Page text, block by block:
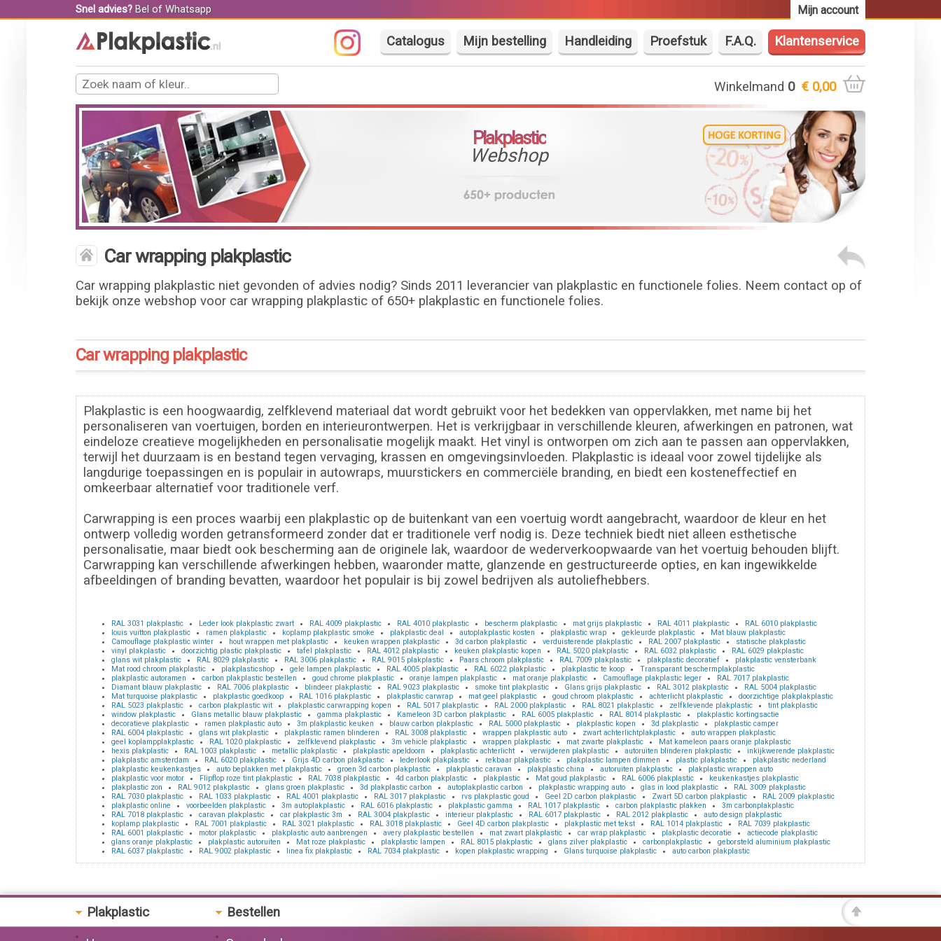
Mijn account
Snel advies? Belof Whatsapp
Catalogus Mijn bestelling Handleiding Proefstuk F.A.Q. Klantenservice
Winkelmand 0 € 0,00
Plakplastic
Webshop
Car wrapping plakplastic
Car wrapping plakplastic niet gevonden of advies nodig? Sinds 2011 leverancier van plakplastic en functionele folies. Neem contact op of
bekijk onze webshop voor car wrapping plakplastic of 650+ plakplastic en functionele folies.
Car wrapping plakplastic
Plakplastic is een hoogwaardig, zelfklevend materiaal dat wordt gebruikt voor het bedekken van oppervlakken, met name bij het
personaliseren van voertuigen, borden en interieurontwerpen. Het is verkrijgbaar in verschillende kleuren, afwerkingen en patronen, wat
eindeloze creatieve mogelijkheden en personalisatie mogelijk maakt. Het vinyl is ontworpen om zich aan te passen aan oppervlakken,
terwijl het duurzaam is en bestand tegen vervaging, krassen en omgevingsinvloeden. Plakplastic is ideaal voor zowel tijdelijke als
langdurige toepassingen en is populair in autowraps, muurstickers en commerciële branding, en biedt een kosteneffectief en
omkeerbaar alternatief voor traditionele verf.
Carwrapping is een proces waarbij een plakplastic op de buitenkant van een voertuig wordt aangebracht, waardoor de kleur en het
ontwerp volledig worden getransformeerd zonder dat er traditionele verf nodig is. Deze techniek biedt niet alleen esthetische
personalisatie, maar biedt ook bescherming aan de originele lak, waardoor de wederverkoopwaarde van het voertuig behouden blijft.
Carwrapping kan verschillende afwerkingen hebben, waaronder matte, glanzende en gestructureerde opties, en kan ingewikkelde
afbeeldingen of branding bevatten, waardoor het populair is bij zowel bedrijven als autoliefhebbers.
RAL 3031 plakplastic Leder look plakplastic zwart RAL 4009 plakplastic RAL 4010 plakplastic bescherm plakplastic mat grijs plakplastic RAL 4011 plakplastic
RAL 6010 plakplastic
louis vuitton plakplastic
ramen plakplastic koplamp plakplastic smoke plakplastic deal autoplakplastic kosten plakplastic wrap gekleurde plakplastic
Mat blauw plakplastic
Camouflage plakplastic winter
hout wrappen met plakplastic keuken wrappen plakplastic 3d carbon plakplastic verduisterende plakplastic RAL 2007 plakplastic
statische plakplastic
vinyl plakplastic
doorzichtig plastic plakplastic tafel plakplastic RAL 4012 plakplastic keuken plakplastic kopen RAL 5020 plakplastic RAL 6032 plakplastic
RAL 6029 plakplastic
glans wit plakplastic
RAL 8029 plakplastic RAL 3006 plakplastic RAL 9015 plakplastic Paars chroom plakplastic RAL 7009 plakplastic plakplastic decoratief
plakplastic vensterbank
Mat rood chroom plakplastic
plakplasticshop gele lampen plakplastic RAL 4005 plakplastic RAL 6022 plakplastic plakplastic te koop
Transparant beschermplakplastic
plakplastic autoramen
carbon plakplastic bestellen goud chrome plakplastic oranje lampen plakplastic mat oranje plakplastic Camouflage plakplastic leger
RAL 7017 plakplastic
Diamant blauw plakplastic
RAL 7006 plakplastic blindeer plakplastic RAL 9023 plakplastic smoke tint plakplastic Glans grijs plakplastic RAL 3012 plakplastic
RAL 5004 plakplastic
Mat turquoise plakplastic
plakplastic goedkoop RAL 1016 plakplastic plakplastic carwrap mat geel plakplastic goud chroom plakplastic achterlicht plakplastic
doorzichtige plakplakplastic
RAL 5023 plakplastic
carbon plakplastic wit plakplastic carwrapping kopen RAL 5017 plakplastic RAL 2000 plakplastic RAL 8021 plakplastic zelfklevende plakplastic
tint plakplastic
window plakplastic
Glans metallic blauw plakplastic gamma plakplastic Kameleon 3D carbon plakplastic RAL 6005 plakplastic RAL 8014 plakplastic
plakplastic kortingsactie
decoratieve plakplastic
ramen plakplastic auto 3m plakplastic keuken blauw carbon plakplastic RAL 5000 plakplastic plakplastic kopen 3d plakplastic
plakplastic camper
RAL 6004 plakplastic
glans wit plakplastic plakplastic ramen blinderen RAL 3008 plakplastic wrappen plakplastic auto zwart achterlichtplakplastic
auto wrappen plakplastic
geel koplampplakplastic
RAL 1020 plakplastic zelfklevend plakplastic 3m vehicle plakplastic wrappen plakplastic mat zwarte plakplastic
Mat kameleon paars oranje plakplastic
hexis plakplastic
RAL 1003 plakplastic metallic plakplastic plakplastic apeldoorn plakplastic achterlicht verwijderen plakplastic autoruiten blinderen plakplastic
inkijkwerende plakplastic
plakplastic amsterdam
RAL 6020 plakplastic Grijs 4D carbon plakplastic lederlook plakplastic rekbaar plakplastic plakplastic lampen dimmen plastic plakplastic
plakplastic nederland
plakplastic keukenkastjes
auto beplakken met plakplastic groen 3d carbon plakplastic plakplastic caravan plakplastic china autoruiten plakplastic
plakplastic wrappen auto
plakplastic voor motor
Flipflop roze tint plakplastic RAL 7038 plakplastic 4d carbon plakplastic plakplastic Mat goud plakplastic RAL 6006 plakplastic
keukenkastjes plakplastic
plakplastic zon
RAL 9012 plakplastic glans groen plakplastic 3d plakplastic carbon autoplakplastic carbon plakplastic wrapping auto glas in lood plakplastic
RAL 3009 plakplastic
RAL 7030 plakplastic
RAL 1033 plakplastic RAL 4001 plakplastic RAL 3017 plakplastic rvs plakplastic goud Geel 2D carbon plakplastic Zwart 5D carbon plakplastic
RAL 2009 plakplastic
plakplastic online
voorbeelden plakplastic 3m autoplakplastic RAL 6016 plakplastic plakplastic gamma RAL 1017 plakplastic carbon plakplastic plakken
3m carbonplakplastic
RAL 7018 plakplastic
caravan plakplastic car plakplastic 3m RAL 3004 plakplastic interieur plakplastic RAL 6017 plakplastic RAL 2012 plakplastic
auto design plakplastic
koplamp plakplastic
RAL 7001 plakplastic RAL 3021 plakplastic RAL 3018 plakplastic Geel 4D carbon plakplastic plakplastic met tekst RAL 1014 plakplastic
RAL 7039 plakplastic
RAL 6001 plakplastic
motor plakplastic plakplastic auto aanbrengen avery plakplastic bestellen mat zwart plakplastic car wrap plakplastic plakplastic decoratie
actiecode plakplastic
glans oranje plakplastic
plakplastic autoruiten Mat roze plakplastic plakplastic lampen RAL 8015 plakplastic glans zilver plakplastic carbonplakplastic
geborsteld aluminium plakplastic
RAL 6037 plakplastic
RAL 9002 plakplastic linea fix plakplastic RAL 7034 plakplastic kopen plakplastic wrapping Glans turquoise plakplastic auto carbon plakplastic
Plakplastic Bestellen